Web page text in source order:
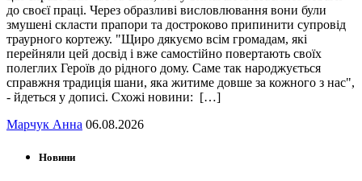
до своєї праці. Через образливі висловлювання вони були
змушені скласти прапори та достроково припинити супровід
траурного кортежу. "Щиро дякуємо всім громадам, які
перейняли цей досвід і вже самостійно повертають своїх
полеглих Героїв до рідного дому. Саме так народжується
справжня традиція шани, яка житиме довше за кожного з нас",
- йдеться у дописі. Схожі новини: […]
Марчук Анна 06.08.2026
Новини